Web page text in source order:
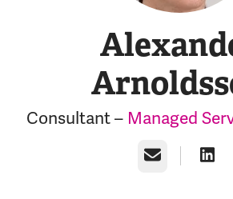
Consultant – Managed
E-post